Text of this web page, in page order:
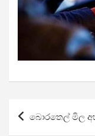
Post
navigation
බොරතෙල් මිල